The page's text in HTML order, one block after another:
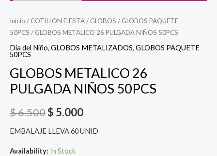
Inicio / COTILLON FIESTA/ GLOBOS / GLOBOS PAQUETE
50PCS / GLOBOS METALICO 26 PULGADA NIÑOS 50PCS
Día del Niño, GLOBOS METALIZADOS, GLOBOS PAQUETE
50PCS
GLOBOS METALICO 26
PULGADA NIÑOS 50PCS
$6.500$ 5.000
EMBALAJE LLEVA 60 UNID
Availability: In Stock